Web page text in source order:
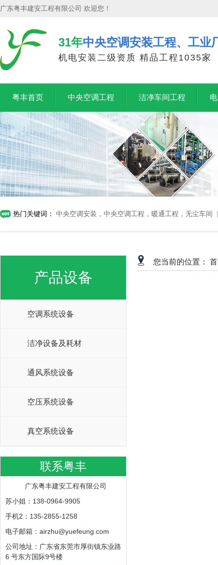
广东粤丰建安工程有限公司 欢迎您！
31年中央空调安装工程、工业
机电安装二级资质 精品工程1035家
粤丰首页 中央空调工程 洁净车间工程
热门关键词： 中央空调安装，中央空调工程，暖通工程，无尘车间
产品设备
空调系统设备
洁净设备及耗材
通风系统设备
空压系统设备
真空系统设备
联系粤丰
广东粤丰建安工程有限公司
苏小姐：138-0964-9905
手机2：135-2855-1258
电子邮箱：airzhu@yuefeung.com
公司地址：广东省东莞市厚街镇东业路
6 号东方国际9号楼
您当前的位置：